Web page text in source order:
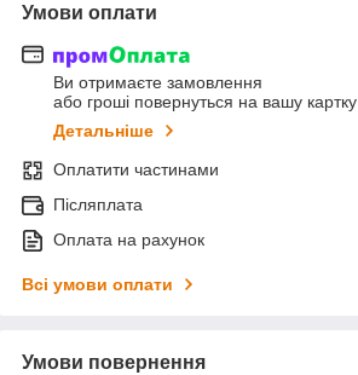
Умови оплати
Ви отримаєте замовлення
або гроші повернуться на вашу картку
Детальніше
Оплатити частинами
Післяплата
Оплата на рахунок
Всі умови оплати
Умови повернення